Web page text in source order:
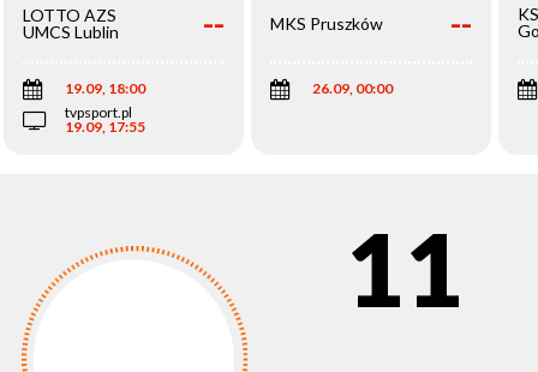
LOTTO AZS
UMCS Lublin
--
19.09, 18:00
tvpsport.pl
19.09, 17:55
MKS Pruszków --
26.09, 00:00
11